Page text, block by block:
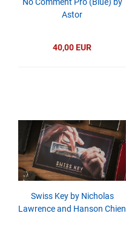
Astor
40,00 EUR
Swiss Key by Nicholas
Lawrence and Hanson Chien